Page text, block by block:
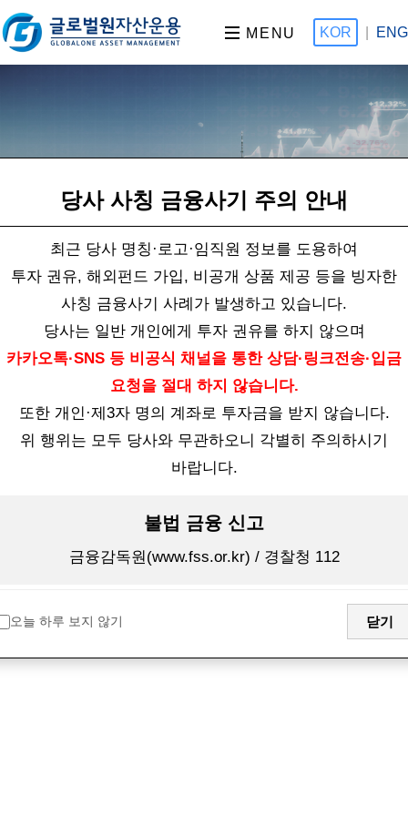
MENU KOR ENG
금융감독원 | 금융위원회 | 금융투자협회 |
FINE금융소
당사 사칭 금융사기 주의 안내
최근 당사 명칭·로고·임직원 정보를 도용하여
투자 권유, 해외펀드 가입, 비공개 상품 제공 등을 빙자한
사칭 금융사기 사례가 발생하고 있습니다.
당사는 일반 개인에게 투자 권유를 하지 않으며
카카오톡·SNS 등 비공식 채널을 통한 상담·링크전송·입금
요청을 절대 하지 않습니다.
또한 개인·제3자 명의 계좌로 투자금을 받지 않습니다.
위 행위는 모두 당사와 무관하오니 각별히 주의하시기
바랍니다.
불법 금융 신고
금융감독원(www.fss.or.kr) / 경찰청 112
오늘 하루 보지 않기 닫기
[개인정보보호정책]
[신용정보활용체제]
[오시는길]
서울 영등포구 국회대로 70길 18, 한양빌딩 4층 (Tel)